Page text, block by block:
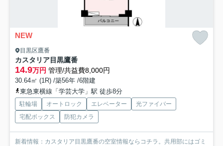
NEW
目黒区鷹番
カスタリア目黒鷹番
14.9万円 管理/共益費8,000円
30.64㎡ (1R) /築56年 /6階建
東急東横線「学芸大学」駅 徒歩8分
駐輪場 オートロック エレベーター
光ファイバー
宅配ボックス
防犯カメラ
新着情報：カスタリア目黒鷹番の空室情報ならコチラ。共用部にはゴミ